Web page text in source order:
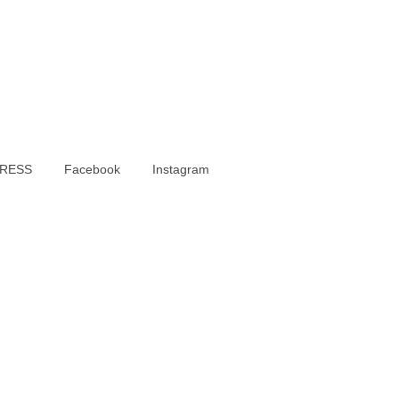
Facebook Instagram